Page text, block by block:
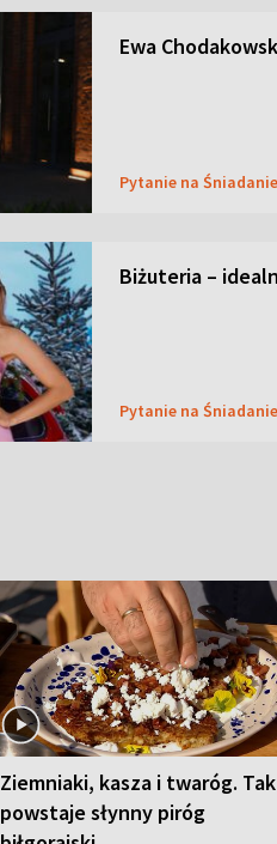
Ewa
Pytanie na Śniadanie
Biżuteria –
Pytanie na Śniadanie
Ziemniaki, kasza i twaróg. Tak
powstaje słynny piróg